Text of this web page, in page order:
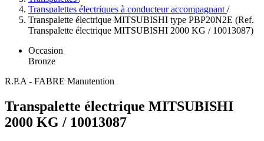
Transpalettes électriques à conducteur accompagnant /
Transpalette électrique MITSUBISHI type PBP20N2E (Ref.
Transpalette électrique MITSUBISHI 2000 KG / 10013087)
Occasion
Bronze
R.P.A - FABRE Manutention
Transpalette électrique MITSUBISHI
2000 KG / 10013087